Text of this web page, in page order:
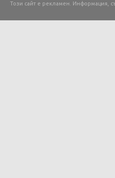
Този сайт е рекламен. Информация,